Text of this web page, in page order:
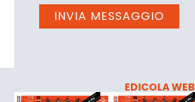
EDICOLA WEB